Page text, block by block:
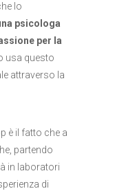
lo
psicologa
per la
usa questo
attraverso la
è il fatto che a
partendo
in laboratori
di